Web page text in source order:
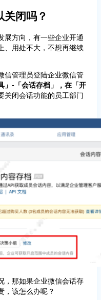
闭吗？
展方向，有一些企业开通
、用处不大，不想再继续
信管理员登陆企业微信管
」-「会话存档」，在「开
关闭会话功能的员工部门
，那如果企业微信会话存
，该怎么办呢？